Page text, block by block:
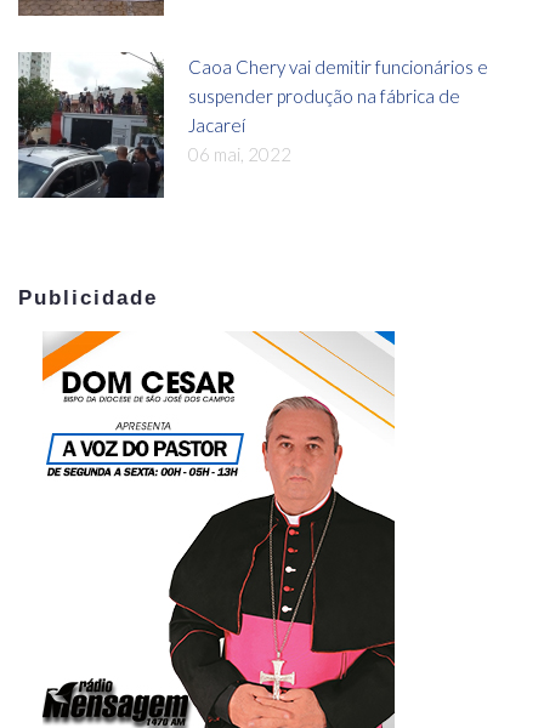
Caoa Chery vai demitir funcionários e
suspender produção na fábrica de
Jacareí
06 mai, 2022
Publicidade